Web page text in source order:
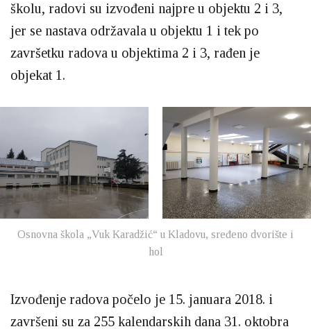
školu, radovi su izvođeni najpre u objektu 2 i 3,
jer se nastava održavala u objektu 1 i tek po
završetku radova u objektima 2 i 3, rađen je
objekat 1.
Osnovna škola „Vuk Karadžić“ u Kladovu, sređeno dvorište i
hol
Izvođenje radova počelo je 15. januara 2018. i
završeni su za 255 kalendarskih dana 31. oktobra